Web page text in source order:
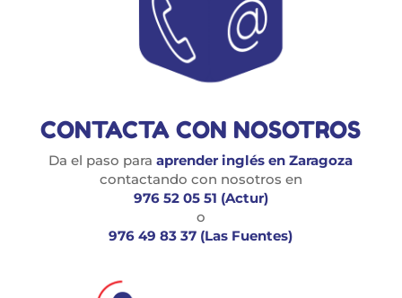
CONTACTA CON NOSOTROS
Da el paso paraaprender inglés en Zaragoza
contactando con nosotros en
976 52 05 51 (Actur)
o
976 49 83 37 (Las Fuentes)